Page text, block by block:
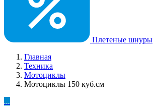
Плетеные шнуры
Главная
Техника
Мотоциклы
Мотоциклы 150 куб.см
...